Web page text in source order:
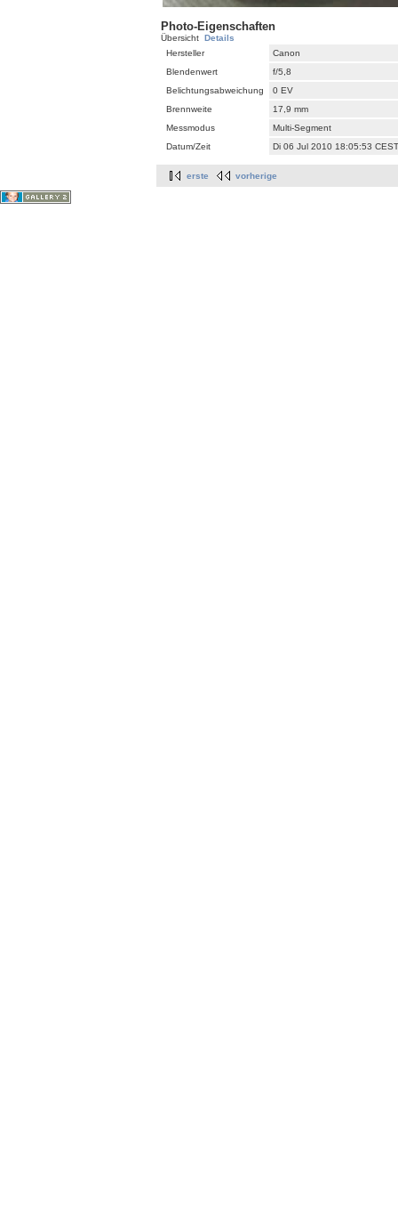
Photo-Eigenschaften
Übersicht Details
Hersteller
Canon
Blendenwert
f/5,8
Belichtungsabweichung
0 EV
Brennweite
17,9 mm
Messmodus
Multi-Segment
Datum/Zeit
Di 06 Jul 2010 18:05:53 CEST
erste vorherige